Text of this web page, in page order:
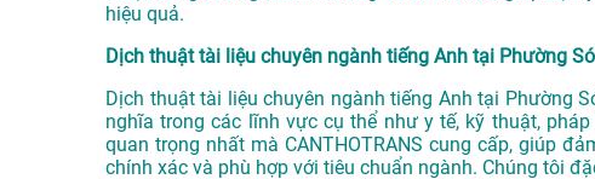
hiệu quả.
Dịch thuật tài liệu chuyên ngành tiếng Anh tại Phường
Dịch thuật tài liệu chuyên ngành tiếng Anh tại Phường
nghĩa trong các lĩnh vực cụ thể như y tế, kỹ thuật,
quan trọng nhất mà CANTHOTRANS cung cấp, giúp
chính xác và phù hợp với tiêu chuẩn ngành. Chúng tôi